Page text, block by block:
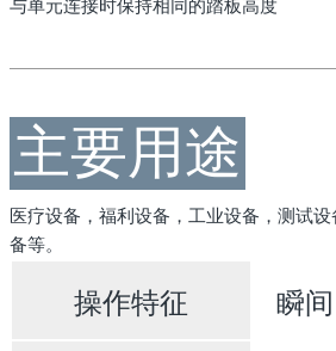
与单元连接时保持相同的踏板高度
主要用途
医疗设备，福利设备，工业设备，测试
备等。
操作特征 瞬间